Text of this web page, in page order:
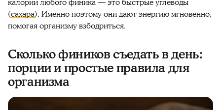
(сахара). Именно поэтому они дают энергию мгновенно,
помогая организму взбодриться.
Сколько фиников съедать в день:
порции и простые правила для
организма